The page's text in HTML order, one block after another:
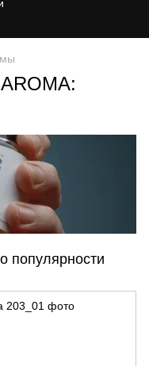
популярности